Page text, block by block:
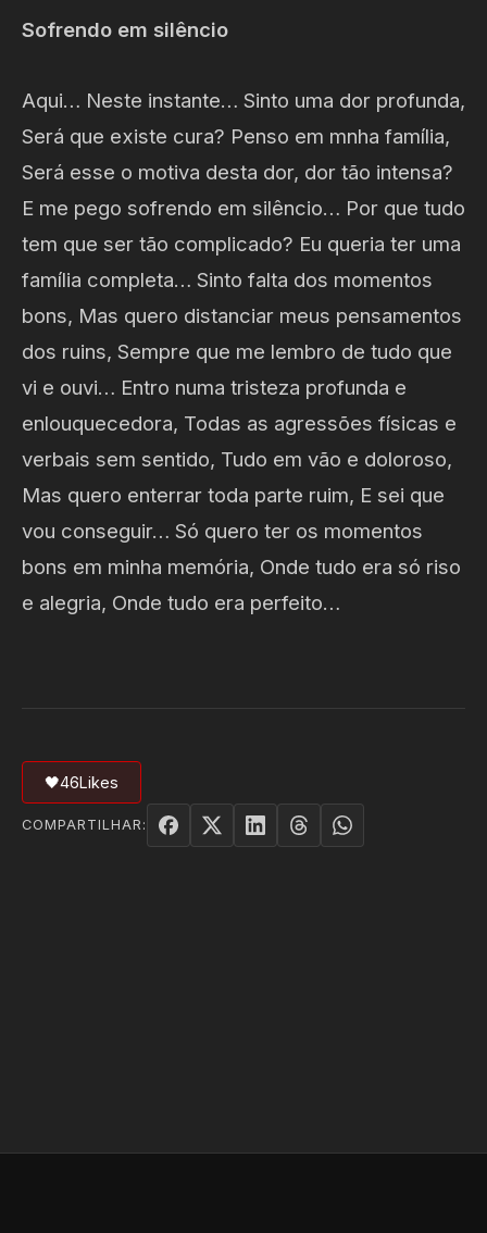
Sofrendo em silêncio
Aqui… Neste instante… Sinto uma dor profunda,
Será que existe cura? Penso em mnha família,
Será esse o motiva desta dor, dor tão intensa?
E me pego sofrendo em silêncio… Por que tudo
tem que ser tão complicado? Eu queria ter uma
família completa… Sinto falta dos momentos
bons, Mas quero distanciar meus pensamentos
dos ruins, Sempre que me lembro de tudo que
vi e ouvi… Entro numa tristeza profunda e
enlouquecedora, Todas as agressões físicas e
verbais sem sentido, Tudo em vão e doloroso,
Mas quero enterrar toda parte ruim, E sei que
vou conseguir… Só quero ter os momentos
bons em minha memória, Onde tudo era só riso
e alegria, Onde tudo era perfeito…
🖤46Likes
COMPARTILHAR: